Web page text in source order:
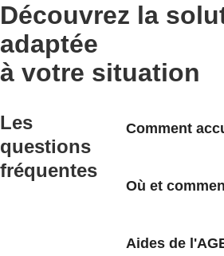
Découvrez la
adaptée
à votre situation
Les
questions
fréquentes
Comment
Où et
Aides de